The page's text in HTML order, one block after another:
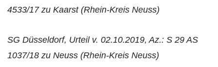
4533/17 zu Kaarst (Rhein-Kreis Neuss)
SG Düsseldorf, Urteil v. 02.10.2019, Az.: S 29 AS
1037/18 zu Neuss (Rhein-Kreis Neuss)